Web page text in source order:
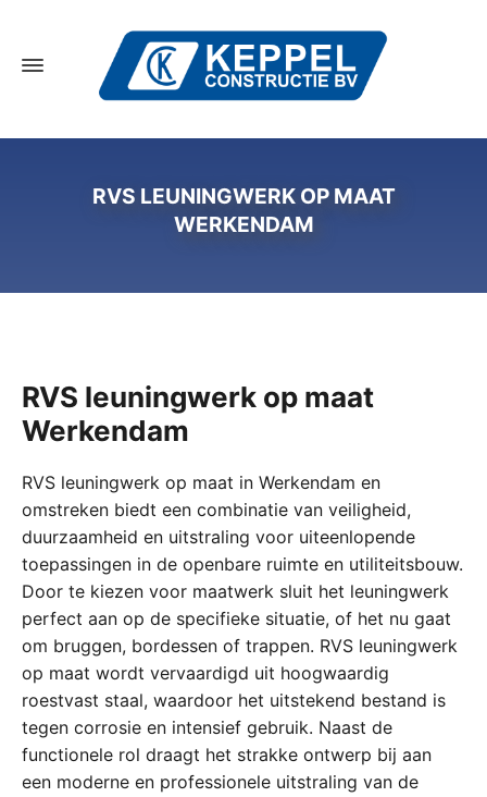
RVS LEUNINGWERK OP MAAT
WERKENDAM
RVS leuningwerk op maat
Werkendam
RVS leuningwerk op maat in Werkendam en
omstreken biedt een combinatie van veiligheid,
duurzaamheid en uitstraling voor uiteenlopende
toepassingen in de openbare ruimte en utiliteitsbouw.
Door te kiezen voor maatwerk sluit het leuningwerk
perfect aan op de specifieke situatie, of het nu gaat
om bruggen, bordessen of trappen. RVS leuningwerk
op maat wordt vervaardigd uit hoogwaardig
roestvast staal, waardoor het uitstekend bestand is
tegen corrosie en intensief gebruik. Naast de
functionele rol draagt het strakke ontwerp bij aan
een moderne en professionele uitstraling van de